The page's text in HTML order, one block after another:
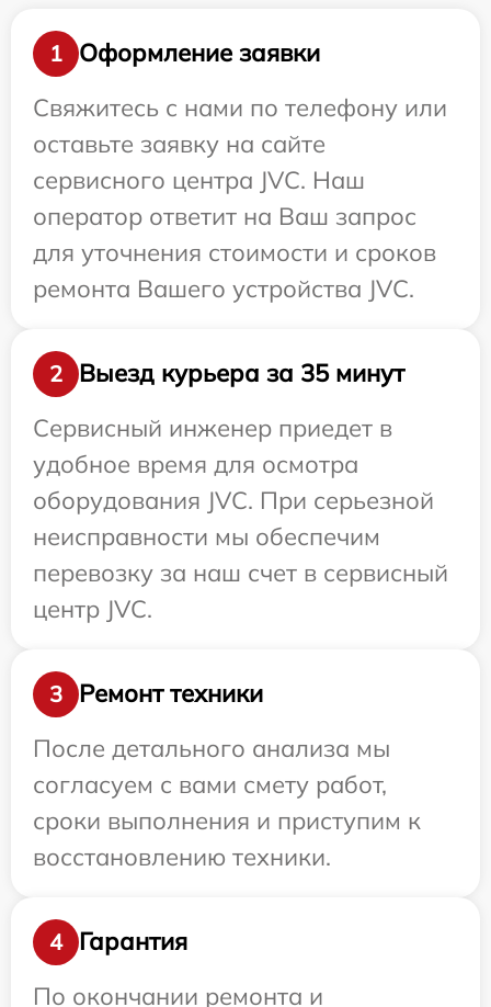
1
Оформление заявки
Свяжитесь с нами по телефону или
оставьте заявку на сайте
сервисного центра JVC. Наш
оператор ответит на Ваш запрос
для уточнения стоимости и сроков
ремонта Вашего устройства JVC.
2
Выезд курьера за 35 минут
Сервисный инженер приедет в
удобное время для осмотра
оборудования JVC. При серьезной
неисправности мы обеспечим
перевозку за наш счет в сервисный
центр JVC.
3
Ремонт техники
После детального анализа мы
согласуем с вами смету работ,
сроки выполнения и приступим к
восстановлению техники.
4
Гарантия
По окончании ремонта и